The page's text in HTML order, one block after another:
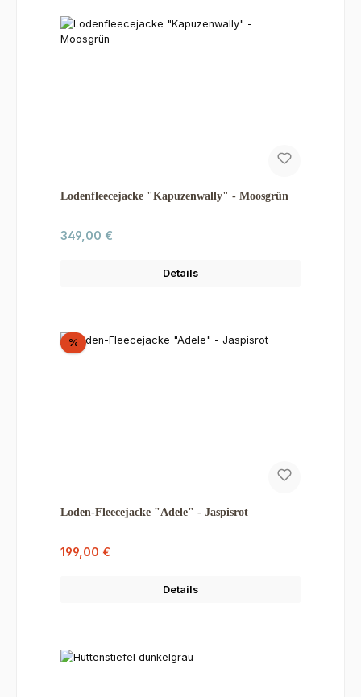
Lodenfleecejacke "Kapuzenwally" - Moosgrün
Regulärer Preis:
349,00 €
Details
%Rabatt
Loden-Fleecejacke "Adele" - Jaspisrot
Verkaufspreis:
199,00 €
Details